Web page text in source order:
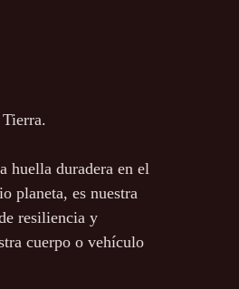
huella duradera en el
planeta, es nuestra
resiliencia y
cuerpo o vehículo